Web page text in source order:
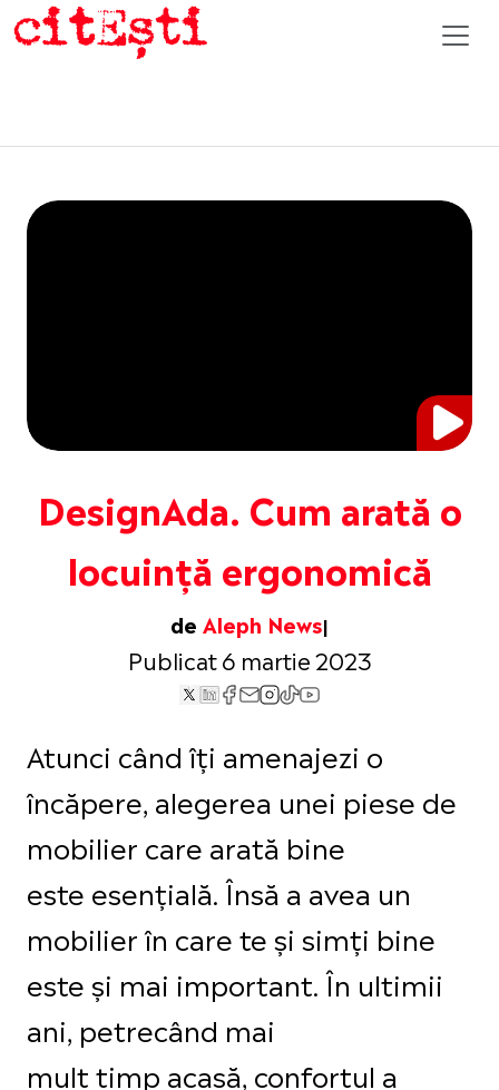
DesignAda. Cum arată o
locuință ergonomică
de Aleph News
Publicat 6 martie 2023
Atunci când îți amenajezi o
încăpere, alegerea unei piese de
mobilier care arată bine
este esențială. Însă a avea un
mobilier în care te și simți bine
este și mai important. În ultimii
ani, petrecând mai
mult timp acasă, confortul a